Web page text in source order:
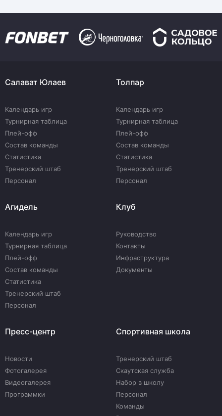
Салават Юлаев
Календарь игр
Турнирная таблица
Плей-офф
Состав команды
Статистика
Тренерский штаб
Персонал
Толпар
Календарь игр
Турнирная таблица
Плей-офф
Состав команды
Статистика
Тренерский штаб
Персонал
Агидель
Календарь игр
Турнирная таблица
Плей-офф
Состав команды
Статистика
Тренерский штаб
Персонал
Клуб
Руководство
Контакты
Инфраструктура
Документы
Пресс-центр
Новости
Фотогалерея
Видеогалерея
Программки
Спортивная школа
Тренерский штаб
Скаутская служба
Набор в школу
Персонал
Команды